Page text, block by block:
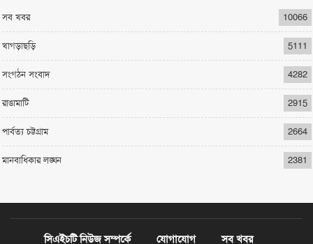
সব খবর 10066
খাগড়াছড়ি 5111
সংগঠন সংবাদ 4282
রাঙামাটি 2915
পার্বত্য চট্টগ্রাম 2664
মানবাধিকার লঙ্ঘন 2381
সিএইচটি নিউজ সম্পর্কে যোগাযোগ সব খবর